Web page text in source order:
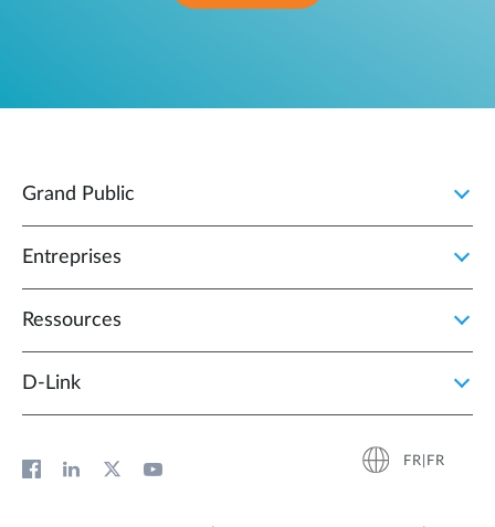
Grand Public
Entreprises
Ressources
D‑Link
FR|FR